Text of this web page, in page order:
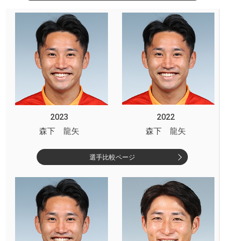
2023
2022
森下 龍矢
森下 龍矢
選手比較ページ